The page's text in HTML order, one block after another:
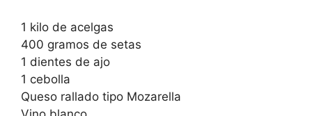
1 kilo de acelgas
400 gramos de setas
1 dientes de ajo
1 cebolla
Queso rallado tipo Mozarella